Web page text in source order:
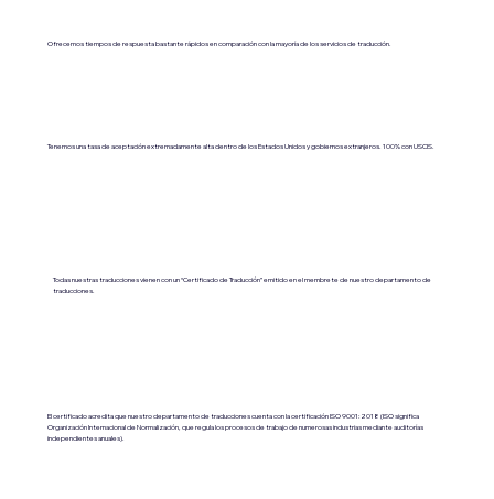
Ofrecemos tiempos de respuesta bastante rápidos en comparación con la mayoría de los servicios de traducción.
Tenemos una tasa de aceptación extremadamente alta dentro de los Estados Unidos y gobiernos extranjeros. 100% con USCIS.
Todas nuestras traducciones vienen con un “Certificado de Traducción” emitido en el membrete de nuestro departamento de
traducciones.
El certificado acredita que nuestro departamento de traducciones cuenta con la certificación ISO 9001:2018 (ISO significa
Organización Internacional de Normalización, que regula los procesos de trabajo de numerosas industrias mediante auditorías
independientes anuales).